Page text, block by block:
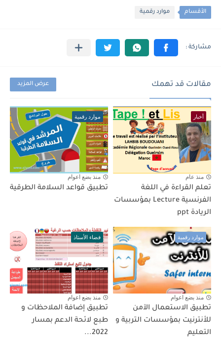
الأقسام موارد رقمية
مقالات قد تهمك عرض المزيد
أخبار
منذ عام
تعلم القراءة في اللغة
الفرنسية Lecture بمؤسسات
الريادة ppt
موارد رقمية
منذ بضع اعوام
تطبيق قواعد السلامة الطرقية
موارد رقمية
منذ بضع اعوام
تطبيق الاستعمال الآمن
للأنترنيت بمؤسسات التربية و
التعليم
فضاء الأستاذ
منذ بضع اعوام
تطبيق إضافة الملاحظات و
طبع لائحة الدعم بمسار
2022...